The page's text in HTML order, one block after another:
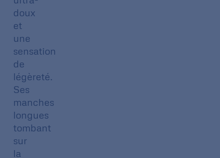
doux
et
une
sensation
de
légèreté.
Ses
manches
longues
tombant
sur
la